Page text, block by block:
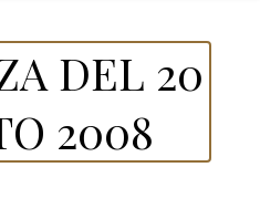
DEL 20
2008